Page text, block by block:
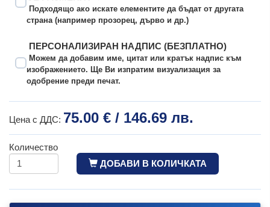
Подходящо ако искате елементите да бъдат от другата
страна (например прозорец, дърво и др.)
ПЕРСОНАЛИЗИРАН НАДПИС (БЕЗПЛАТНО)
Можем да добавим име, цитат или кратък надпис към
изображението. Ще Ви изпратим визуализация за
одобрение преди печат.
Цена с ДДС: 75.00 € / 146.69 лв.
Количество
ДОБАВИ В КОЛИЧКАТА